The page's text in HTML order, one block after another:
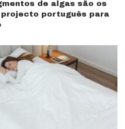
de algas são os
português para